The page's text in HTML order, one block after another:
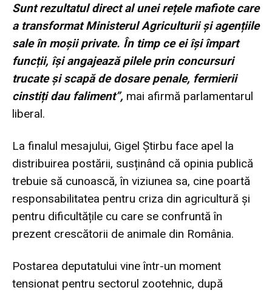
Sunt rezultatul direct al unei rețele mafiote care
a transformat Ministerul Agriculturii și agențiile
sale în moșii private. În timp ce ei își împart
funcții, își angajează pilele prin concursuri
trucate și scapă de dosare penale, fermierii
cinstiți dau faliment”, mai afirmă parlamentarul
liberal.
La finalul mesajului, Gigel Știrbu face apel la
distribuirea postării, susținând că opinia publică
trebuie să cunoască, în viziunea sa, cine poartă
responsabilitatea pentru criza din agricultură și
pentru dificultățile cu care se confruntă în
prezent crescătorii de animale din România.
Postarea deputatului vine într-un moment
tensionat pentru sectorul zootehnic, după